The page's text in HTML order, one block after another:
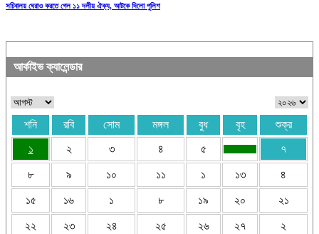
সচিবালয় ঘেরাও করতে গেল ১১ দলীয় ঐক্য, আটকে দিলো পুলিশ
আর্কাইভ ক্যালেন্ডার
শনি রবি সোম মঙ্গল বুধ বৃহ
শুক্র
১
২ ৩ ৪ ৫ ৭
৮ ৯ ১০ ১১ ১ ১৩ ৪
১৫ ১৬ ১ ৮ ১৯ ২০ ২১
২২ ২৩ ২৪ ২৫ ২৬ ২৭ ২